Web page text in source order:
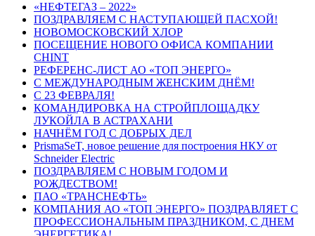
«НЕФТЕГАЗ – 2022»
ПОЗДРАВЛЯЕМ С НАСТУПАЮЩЕЙ ПАСХОЙ!
НОВОМОСКОВСКИЙ ХЛОР
ПОСЕЩЕНИЕ НОВОГО ОФИСА КОМПАНИИ
CHINT
РЕФЕРЕНС-ЛИСТ АО «ТОП ЭНЕРГО»
С МЕЖДУНАРОДНЫМ ЖЕНСКИМ ДНЁМ!
С 23 ФЕВРАЛЯ!
КОМАНДИРОВКА НА СТРОЙПЛОЩАДКУ
ЛУКОЙЛА В АСТРАХАНИ
НАЧНЁМ ГОД С ДОБРЫХ ДЕЛ
PrismaSeT, новое решение для построения НКУ от
Schneider Electric
ПОЗДРАВЛЯЕМ С НОВЫМ ГОДОМ И
РОЖДЕСТВОМ!
ПАО «ТРАНСНЕФТЬ»
КОМПАНИЯ АО «ТОП ЭНЕРГО» ПОЗДРАВЛЯЕТ С
ПРОФЕССИОНАЛЬНЫМ ПРАЗДНИКОМ, С ДНЕМ